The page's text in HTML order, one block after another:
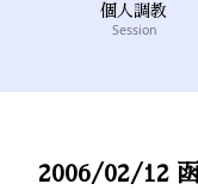
個人調教
Session
2006/02/12